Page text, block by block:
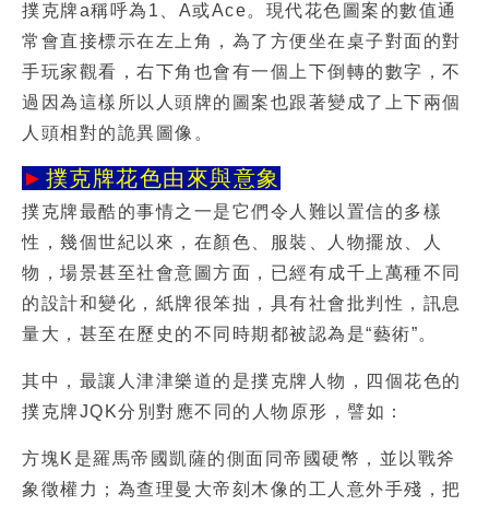
撲克牌a稱呼為1、A或Ace。現代花色圖案的數值通
常會直接標示在左上角，為了方便坐在桌子對面的對
手玩家觀看，右下角也會有一個上下倒轉的數字，不
過因為這樣所以人頭牌的圖案也跟著變成了上下兩個
人頭相對的詭異圖像。
► 撲克牌花色由來與意象
撲克牌最酷的事情之一是它們令人難以置信的多樣
性，幾個世紀以來，在顏色、服裝、人物擺放、人
物，場景甚至社會意圖方面，已經有成千上萬種不同
的設計和變化，紙牌很笨拙，具有社會批判性，訊息
量大，甚至在歷史的不同時期都被認為是“藝術”。
其中，最讓人津津樂道的是撲克牌人物，四個花色的
撲克牌JQK分別對應不同的人物原形，譬如：
方塊K是羅馬帝國凱薩的側面同帝國硬幣，並以戰斧
象徵權力；為查理曼大帝刻木像的工人意外手殘，把